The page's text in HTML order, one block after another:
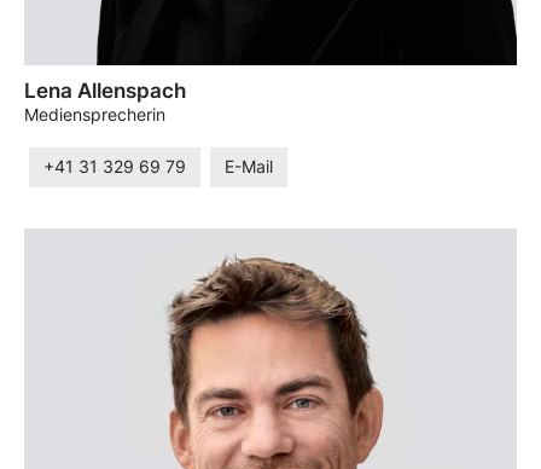
Lena Allenspach
Mediensprecherin
+41 31 329 69 79 E-Mail